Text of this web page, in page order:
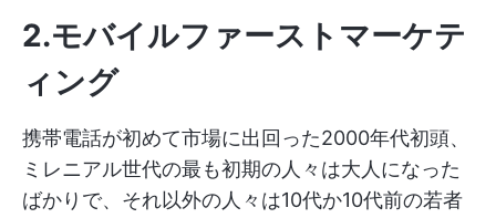
2.モバイルファーストマーケテ
ィング
携帯電話が初めて市場に出回った2000年代初頭、
ミレニアル世代の最も初期の人々は大人になった
ばかりで、それ以外の人々は10代か10代前の若者